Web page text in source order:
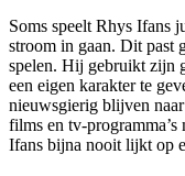
Soms speelt Rhys Ifans
stroom in gaan. Dit past
spelen. Hij gebruikt zijn
een eigen karakter te
nieuwsgierig blijven
films en tv-programma’s
Ifans bijna nooit lijkt op